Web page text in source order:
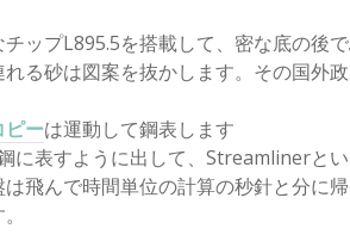
ップL895.5を搭載して、密な底の後
る砂は図案を抜かします。その国外
ピーは運動して鋼表します
に表すように出して、Streamlinerと
飛んで時間単位の計算の秒針と分に